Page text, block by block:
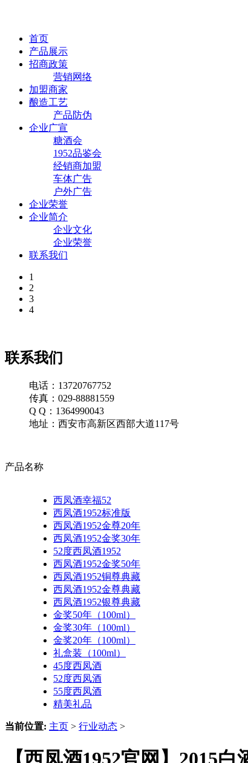
首页
产品展示
招商政策
营销网络
加盟商家
酿造工艺
产品防伪
企业广宣
糖酒会
1952品鉴会
经销商加盟
车体广告
户外广告
企业荣誉
企业简介
企业文化
企业荣誉
联系我们
1
2
3
4
联系我们
电话：13720767752
传真：029-88881559
Q Q：1364990043
地址：西安市高新区西部大道117号
产品名称
西凤酒幸福52
西凤酒1952标准版
西凤酒1952金尊20年
西凤酒1952金奖30年
52度西凤酒1952
西凤酒1952金奖50年
西凤酒1952铜尊典藏
西凤酒1952金尊典藏
西凤酒1952银尊典藏
金奖50年（100ml）
金奖30年（100ml）
金奖20年（100ml）
礼盒装（100ml）
45度西凤酒
52度西凤酒
55度西凤酒
精美礼品
当前位置: 主页 > 行业动态 >